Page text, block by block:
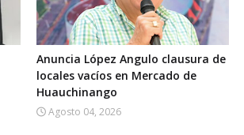
Anuncia López Angulo clausura de
locales vacíos en Mercado de
Huauchinango
Agosto 04, 2026